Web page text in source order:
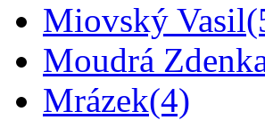
Miovský Vasil
Moudrá
Mrázek(4)